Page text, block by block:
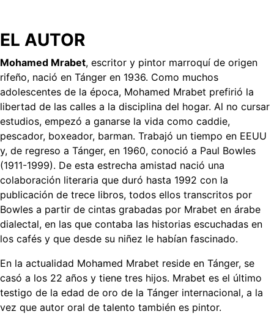
EL AUTOR
Mohamed Mrabet, escritor y pintor marroquí de origen
rifeño, nació en Tánger en 1936. Como muchos
adolescentes de la época, Mohamed Mrabet prefirió la
libertad de las calles a la disciplina del hogar. Al no cursar
estudios, empezó a ganarse la vida como caddie,
pescador, boxeador, barman. Trabajó un tiempo en EEUU
y, de regreso a Tánger, en 1960, conoció a Paul Bowles
(1911-1999). De esta estrecha amistad nació una
colaboración literaria que duró hasta 1992 con la
publicación de trece libros, todos ellos transcritos por
Bowles a partir de cintas grabadas por Mrabet en árabe
dialectal, en las que contaba las historias escuchadas en
los cafés y que desde su niñez le habían fascinado.
En la actualidad Mohamed Mrabet reside en Tánger, se
casó a los 22 años y tiene tres hijos. Mrabet es el último
testigo de la edad de oro de la Tánger internacional, a la
vez que autor oral de talento también es pintor.